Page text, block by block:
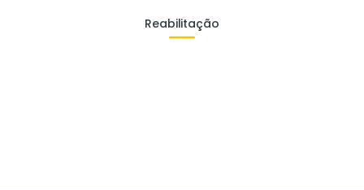
Reabilitação